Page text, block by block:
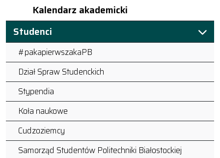
Kalendarz akademicki
Studenci
#pakapierwszakaPB
Dział Spraw Studenckich
Stypendia
Koła naukowe
Cudzoziemcy
Samorząd Studentów Politechniki Białostockiej